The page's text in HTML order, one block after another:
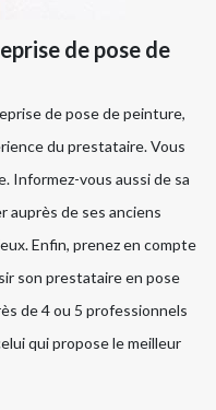
de pose de
de pose de peinture,
du prestataire. Vous
Informez-vous aussi de sa
auprès de ses anciens
Enfin, prenez en compte
son prestataire en pose
de 4 ou 5 professionnels
qui propose le meilleur